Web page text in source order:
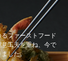
ファーストフード
工夫を重ね、今で
ました。